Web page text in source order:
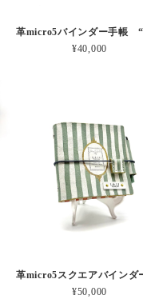
¥40,000
¥50,000